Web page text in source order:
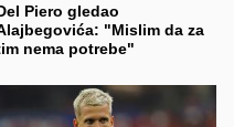
Piero gledao
"Mislim da za
nema potrebe"